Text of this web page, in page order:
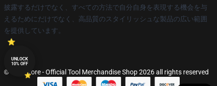
披露するだけでなく、すべての方法で自分自身を表現する機会を与
えるためにだけでなく、高品質のスタイリッシュな製品の広い範囲
を提供しています。
© Tool Store - Official Tool Merchandise Shop 2026 all rights reserved
UNLOCK
10% OFF